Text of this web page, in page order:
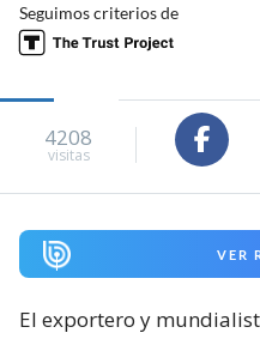
Seguimos criterios de
4208
visitas
VER
El exportero y